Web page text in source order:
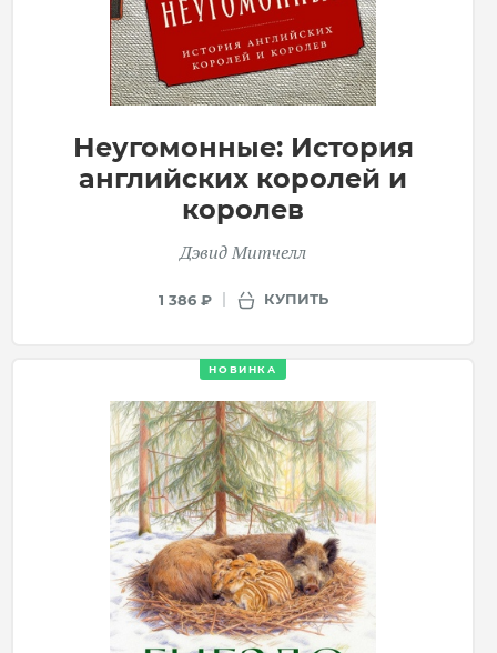
Неугомонные: История
английских королей и
королев
Дэвид Митчелл
1 386 ₽ КУПИТЬ
НОВИНКА